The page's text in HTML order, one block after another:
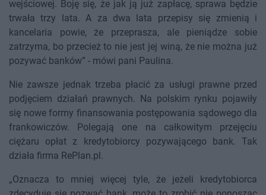
wejściowej. Boję się, że jak ją już zapłacę, sprawa będzie
trwała trzy lata. A za dwa lata przepisy się zmienią i
kancelaria powie, że przeprasza, ale pieniądze sobie
zatrzyma, bo przecież to nie jest jej winą, że nie można już
pozywać banków” - mówi pani Paulina.
Nie zawsze jednak trzeba płacić za usługi prawne przed
podjęciem działań prawnych. Na polskim rynku pojawiły
się nowe formy finansowania postępowania sądowego dla
frankowiczów. Polegają one na całkowitym przejęciu
ciężaru opłat z kredytobiorcy pozywającego bank. Tak
działa firma RePlan.pl.
„Oznacza to mniej więcej tyle, że jeżeli kredytobiorca